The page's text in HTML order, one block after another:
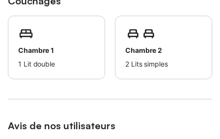
Chambre 1
1 Lit double
Chambre 2
2 Lits simples
Avis de nos utilisateurs